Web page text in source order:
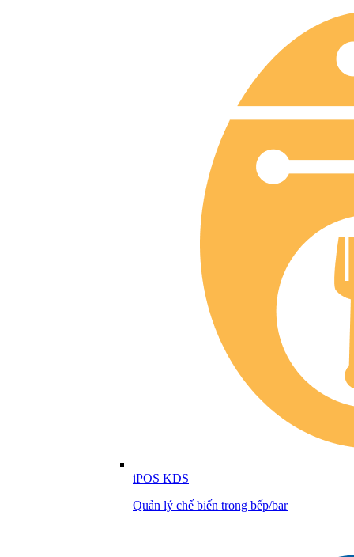
iPOS KDS
Quản lý chế biến trong bếp/bar